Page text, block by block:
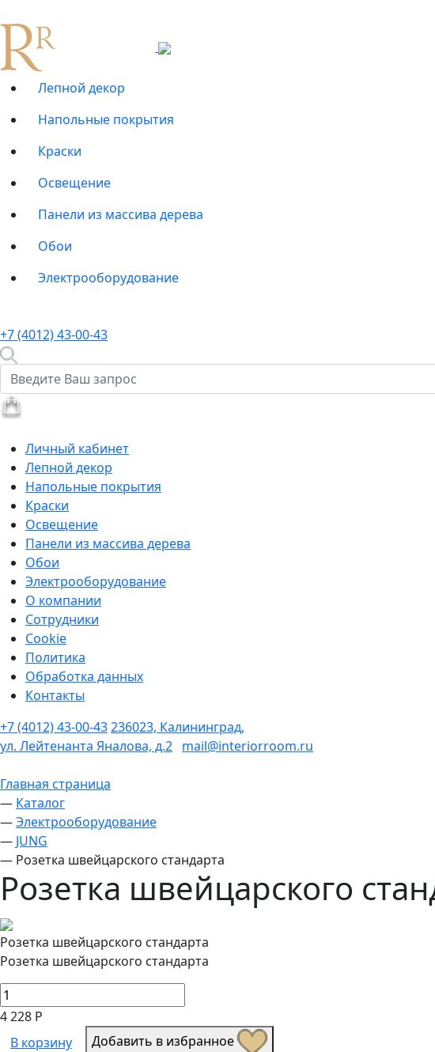
Лепной декор
Напольные покрытия
Краски
Освещение
Панели из массива дерева
Обои
Электрооборудование
+7 (4012) 43-00-43
Личный кабинет
Лепной декор
Напольные покрытия
Краски
Освещение
Панели из массива дерева
Обои
Электрооборудование
О компании
Сотрудники
Cookie
Политика
Обработка данных
Контакты
+7 (4012) 43-00-43236023, Калининград,
ул. Лейтенанта Яналова, д.2 mail@interiorroom.ru
Главная страница
— Каталог
—Электрооборудование
— JUNG
— Розетка швейцарского стандарта
Розетка швейцарского
Розетка швейцарского стандарта
Розетка швейцарского стандарта
4 228 Р
В корзину
Добавить в избранное